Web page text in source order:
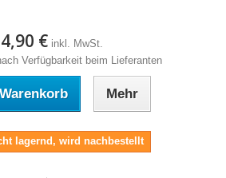
€ inkl. MwSt.
Verfügbarkeit beim Lieferanten
Mehr
lagernd, wird nachbestellt